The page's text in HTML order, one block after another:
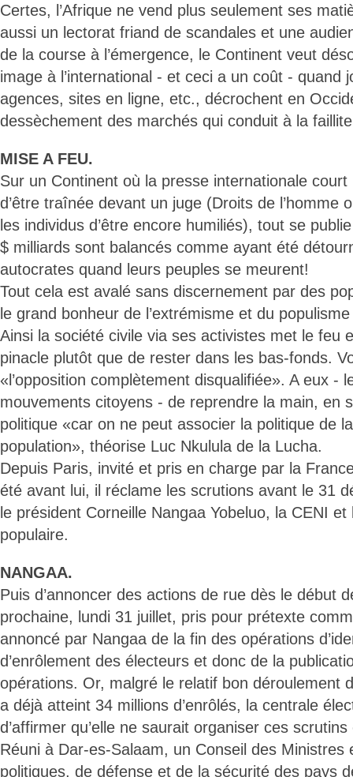
Certes, l’Afrique ne vend plus seulement ses
aussi un lectorat friand de scandales et une
de la course à l’émergence, le Continent veut
image à l’international - et ceci a un coût - quand
agences, sites en ligne, etc., décrochent en
dessèchement des marchés qui conduit à la
MISE A FEU.
Sur un Continent où la presse internationale
d’être traînée devant un juge (Droits de l’homme
les individus d’être encore humiliés), tout se
$ milliards sont balancés comme ayant été
autocrates quand leurs peuples se meurent!
Tout cela est avalé sans discernement par des
le grand bonheur de l’extrémisme et du
Ainsi la société civile via ses activistes met le feu
pinacle plutôt que de rester dans les bas-fonds.
«l’opposition complètement disqualifiée». A eux -
mouvements citoyens - de reprendre la main, en
politique «car on ne peut associer la politique de
population», théorise Luc Nkulula de la Lucha.
Depuis Paris, invité et pris en charge par la
été avant lui, il réclame les scrutions avant le 31
le président Corneille Nangaa Yobeluo, la CENI
populaire.
NANGAA.
Puis d’annoncer des actions de rue dès le début
prochaine, lundi 31 juillet, pris pour prétexte
annoncé par Nangaa de la fin des opérations
d’enrôlement des électeurs et donc de la
opérations. Or, malgré le relatif bon déroulement
a déjà atteint 34 millions d’enrôlés, la centrale
d’affirmer qu’elle ne saurait organiser ces
Réuni à Dar-es-Salaam, un Conseil des Ministres
politiques, de défense et de la sécurité des pays